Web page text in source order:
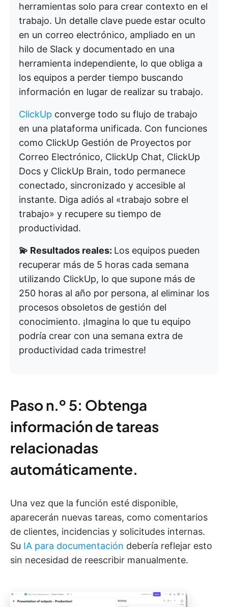
herramientas solo para crear contexto en el
trabajo. Un detalle clave puede estar oculto
en un correo electrónico, ampliado en un
hilo de Slack y documentado en una
herramienta independiente, lo que obliga a
los equipos a perder tiempo buscando
información en lugar de realizar su trabajo.
ClickUp converge todo su flujo de trabajo
en una plataforma unificada. Con funciones
como ClickUp Gestión de Proyectos por
Correo Electrónico, ClickUp Chat, ClickUp
Docs y ClickUp Brain, todo permanece
conectado, sincronizado y accesible al
instante. Diga adiós al «trabajo sobre el
trabajo» y recupere su tiempo de
productividad.
💫 Resultados reales: Los equipos pueden
recuperar más de 5 horas cada semana
utilizando ClickUp, lo que supone más de
250 horas al año por persona, al eliminar los
procesos obsoletos de gestión del
conocimiento. ¡Imagina lo que tu equipo
podría crear con una semana extra de
productividad cada trimestre!
Paso n.º 5: Obtenga
información de tareas
relacionadas
automáticamente.
Una vez que la función esté disponible,
aparecerán nuevas tareas, como comentarios
de clientes, incidencias y solicitudes internas.
Su IA para documentación debería reflejar esto
sin necesidad de reescribir manualmente.